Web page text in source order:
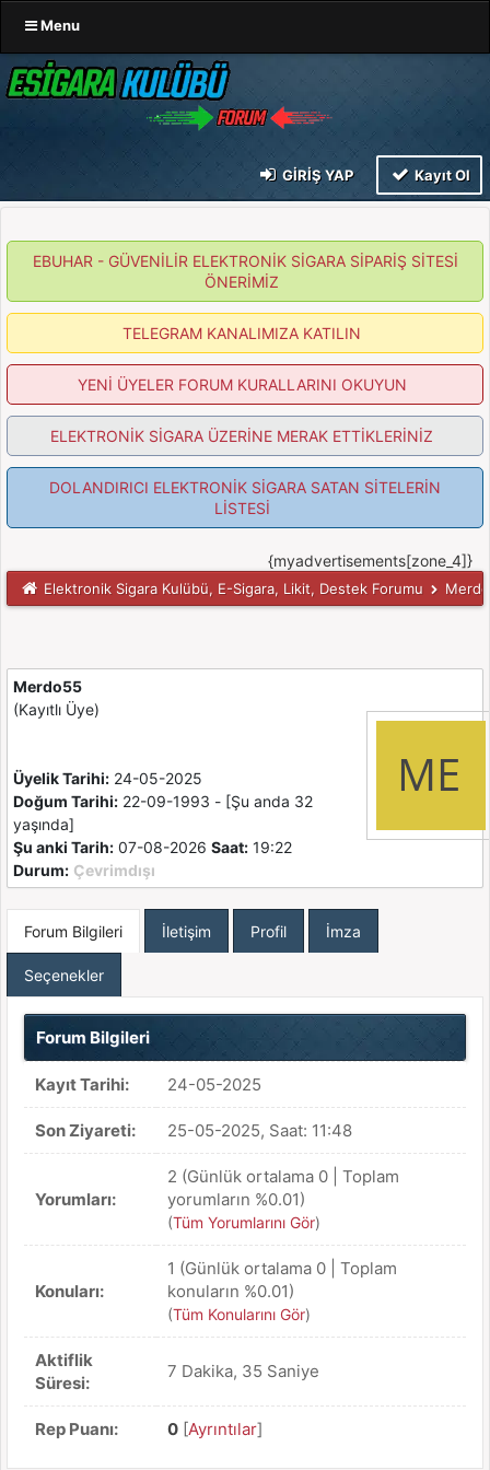
Menu
GIRIŞ YAP Kayıt Ol
EBUHAR - GÜVENİLİR ELEKTRONİK SİGARA SİPARİŞ SİTESİ
ÖNERİMİZ
TELEGRAM KANALIMIZA KATILIN
YENİ ÜYELER FORUM KURALLARINI OKUYUN
ELEKTRONİK SİGARA ÜZERİNE MERAK ETTİKLERİNİZ
DOLANDIRICI ELEKTRONİK SİGARA SATAN SİTELERİN
LİSTESİ
{myadvertisements[zone_4]}
Elektronik Sigara Kulübü, E-Sigara, Likit, Destek Forumu
Merdo55
(Kayıtlı Üye)
Üyelik Tarihi: 24-05-2025
Doğum Tarihi: 22-09-1993 - [Şu anda 32
yaşında]
Şu anki Tarih: 07-08-2026 Saat: 19:22
Durum: Çevrimdışı
Forum Bilgileri İletişim Profil İmza
Seçenekler
Forum Bilgileri
Kayıt Tarihi: 24-05-2025
Son Ziyareti: 25-05-2025, Saat: 11:48
Yorumları:
2 (Günlük ortalama 0 | Toplam
yorumların %0.01)
(Tüm Yorumlarını Gör)
Konuları:
1 (Günlük ortalama 0 | Toplam
konuların %0.01)
(Tüm Konularını Gör)
Aktiflik
Süresi:
7 Dakika, 35 Saniye
Rep Puanı: 0 [Ayrıntılar]